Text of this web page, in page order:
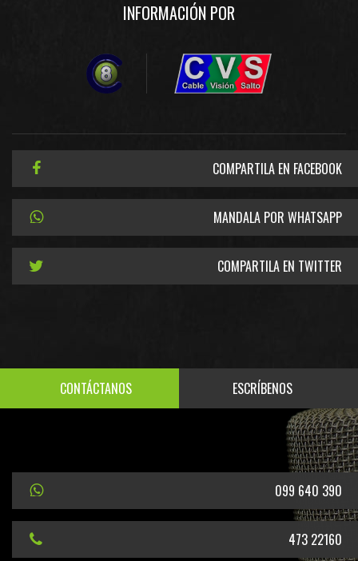
INFORMACIÓN POR
COMPARTILA EN FACEBOOK
MANDALA POR WHATSAPP
COMPARTILA EN TWITTER
CONTÁCTANOS ESCRÍBENOS
099 640 390
473 22160